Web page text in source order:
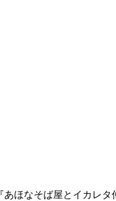
あほなそば屋とイカレタ